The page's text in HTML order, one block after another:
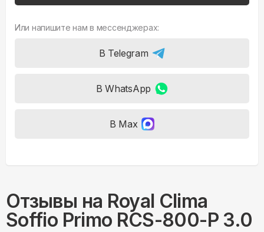
Или напишите нам в мессенджерах:
В Telegram
В WhatsApp
В Max
Отзывы на Royal Clima
Soffio Primo RCS-800-P 3.0